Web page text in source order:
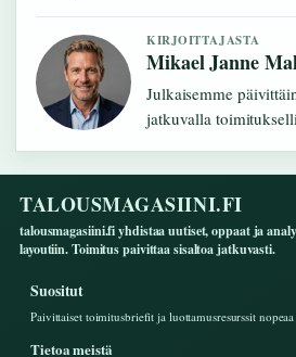
KIRJOITTAJASTA
Mikael Janne
Julkaisemme
jatkuvalla
TALOUSMAGASIINI.FI
talousmagasiini.fi yhdistaa uutiset, oppaat ja
layoutiin. Toimitus paivittaa sisaltoa jatkuvasti.
Suositut
Paivittaiset toimitusbriefit ja luottamusresurssit
Tietoa meistä